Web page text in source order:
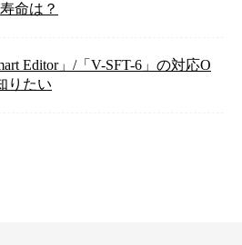
命は？
Editor」/「V-SFT-6」の対応O
りたい